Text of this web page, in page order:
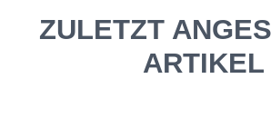
ZULETZT
ARTIKEL